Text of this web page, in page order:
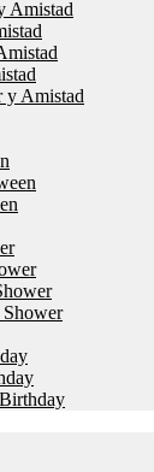
Amistad
y Amistad